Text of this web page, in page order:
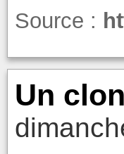
Source :
Un